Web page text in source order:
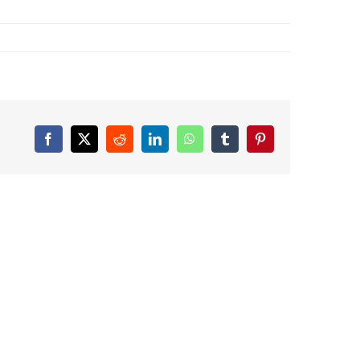
Facebook
X RedditLinkedInWhatsAppTumblrPinterest